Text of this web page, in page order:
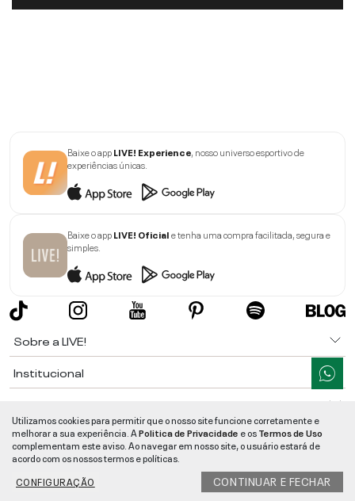
Baixe o appLIVE! Experience , nosso universo esportivo de
experiências únicas.
Baixe o appLIVE! Oficiale tenha uma compra facilitada, segura e
simples.
Sobre a LIVE!
Institucional
Ajuda
Segurança e Qualidade
LIVE!©2026- TODOS OS DIREITOS RESERVADOS -RUA MANOEL FRANCISCO
Utilizamos cookies para permitir que o nosso site funcione corretamente e
melhorar a sua experiência. APolitica de Privacidade e osTermos de Uso
complementam este aviso. Ao navegar em nosso site, o usuário estará de
acordo com os nossos termos e políticas.
CONFIGURAÇÃO
CONTINUAR E FECHAR